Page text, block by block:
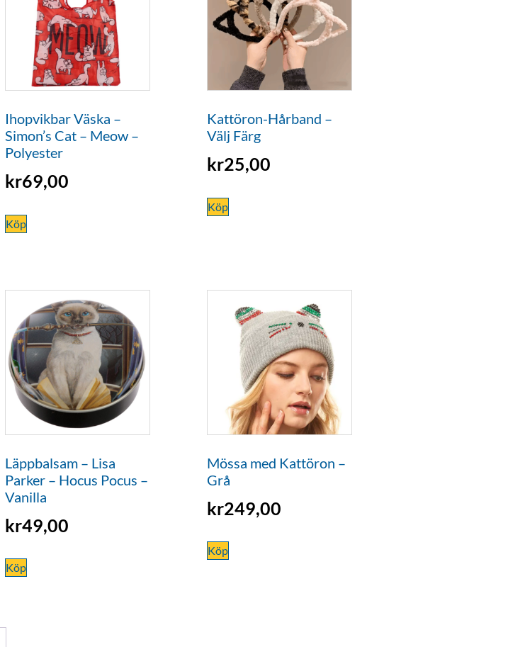
Ihopvikbar Väska –
Simon’s Cat – Meow –
Polyester
kr69,00
Köp
Kattöron-Hårband –
Välj Färg
kr25,00
Köp
Läppbalsam – Lisa
Parker – Hocus Pocus –
Vanilla
kr49,00
Köp
Mössa med Kattöron –
Grå
kr249,00
Köp